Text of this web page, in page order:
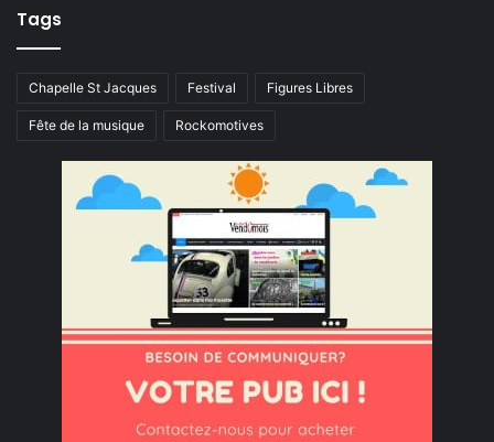
Tags
Chapelle St Jacques Festival Figures Libres
Fête de la musique Rockomotives